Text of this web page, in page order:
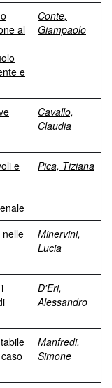
al
e
Conte,
Giampaolo
Cavallo,
Claudia
e
Pica, Tiziana
nelle
Minervini,
Lucia
D'Eri,
Alessandro
Manfredi,
Simone